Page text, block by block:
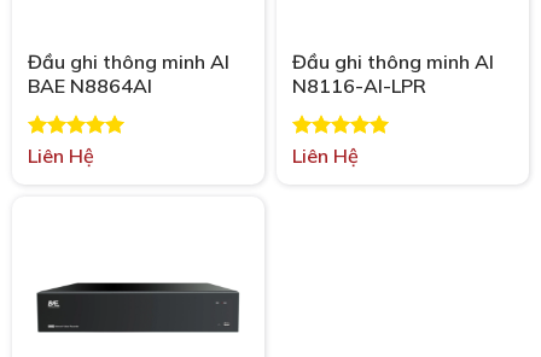
Đầu ghi thông minh AI
BAE N8864AI
Được xếp
5.00
Liên Hệ
Đầu ghi thông minh AI
N8116-AI-LPR
Được xếp
5.00
Liên Hệ